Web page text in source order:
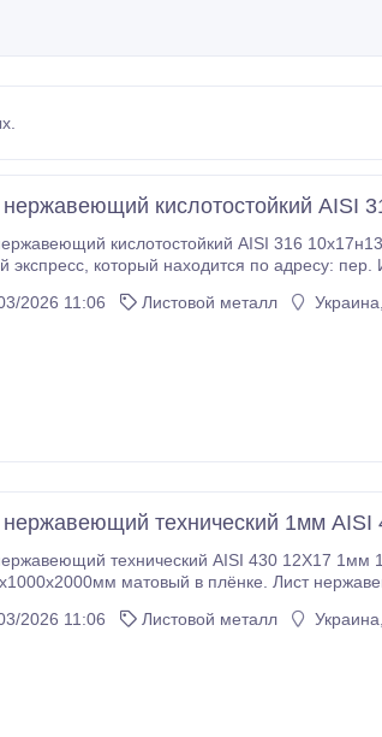
нержавеющий кислотостойкий AISI
кислотостойкий AISI 316 10х17н13м2 1мм
пер. Ивановский 5. Срок доставки - 24 часа. Стоимость доставки зависит от
2026 11:06
Листовой металл
нержавеющий технический 1мм
технический AISI 430 12Х17
матовый в плёнке. Лист
2026 11:06
Листовой металл